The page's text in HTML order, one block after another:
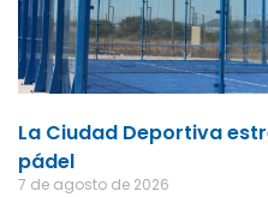
La Ciudad Deportiva
pádel
7 de agosto de 2026